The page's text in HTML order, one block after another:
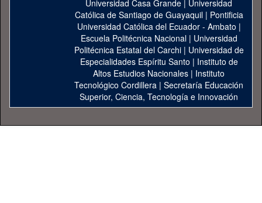
Universidad Casa Grande | Universidad
Católica de Santiago de Guayaquil| Pontificia
Universidad Católica del Ecuador - Ambato |
Escuela Politécnica Nacional| Universidad
Politécnica Estatal del Carchi| Universidad de
Especialidades Espíritu Santo | Instituto de
Altos Estudios Nacionales | Instituto
Tecnológico Cordillera | Secretaría Educación
Superior, Ciencia, Tecnología e Innovación